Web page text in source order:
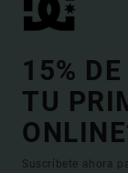
15%
TU
Suscríbete ahora